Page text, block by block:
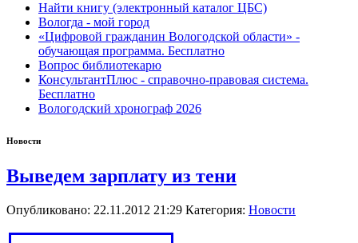
Найти книгу (электронный каталог ЦБС)
Вологда - мой город
«Цифровой гражданин Вологодской области» -
обучающая программа. Бесплатно
Вопрос библиотекарю
КонсультантПлюс - справочно-правовая система.
Бесплатно
Вологодский хронограф 2026
Новости
Выведем зарплату из тени
Опубликовано: 22.11.2012 21:29 Категория: Новости